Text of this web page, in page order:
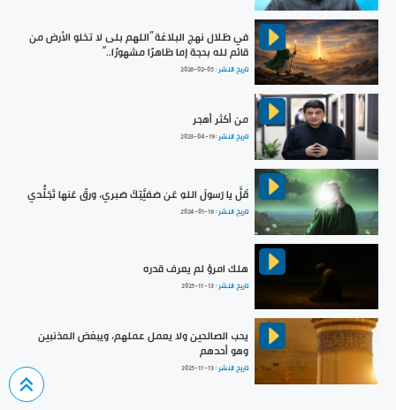
في ظلال نهج البلاغة ”اللهم بلى لا تخلو الأرض من
قائم لله بحجة إما ظاهرًا مشهورًا..“
تاريخ النشر :2026-02-05
من أكثر أهجر
تاريخ النشر :2023-04-19
قَلَّ يا رَسولَ اللهِ عَن صَفيَّتِكَ صَبري، ورقّ عَنها تَجَلُّدي
تاريخ النشر :2024-01-16
هلك امرؤ لم يعرف قدره
تاريخ النشر :2025-11-13
يحب الصالحين ولا يعمل عملهم، ويبغض المذنبين
وهو أحدهم
تاريخ النشر :2025-11-13